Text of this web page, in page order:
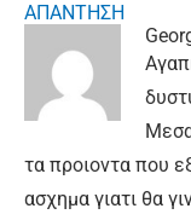
ΑΠΑΝΤΗΣΗ
Μεσα
τα προιοντα που
ασχημα γιατι θα